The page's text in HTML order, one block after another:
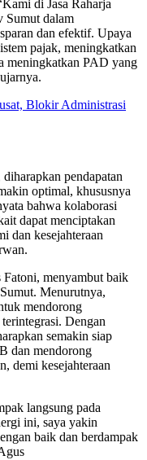
di Jasa Raharja
Sumut dalam
dan efektif. Upaya
pajak, meningkatkan
meningkatkan PAD yang
Blokir Administrasi
pendapatan
optimal, khususnya
bahwa kolaborasi
dapat menciptakan
dan kesejahteraan
Fatoni, menyambut baik
Menurutnya,
mendorong
Dengan
semakin siap
dan mendorong
demi kesejahteraan
langsung pada
ini, saya yakin
baik dan berdampak